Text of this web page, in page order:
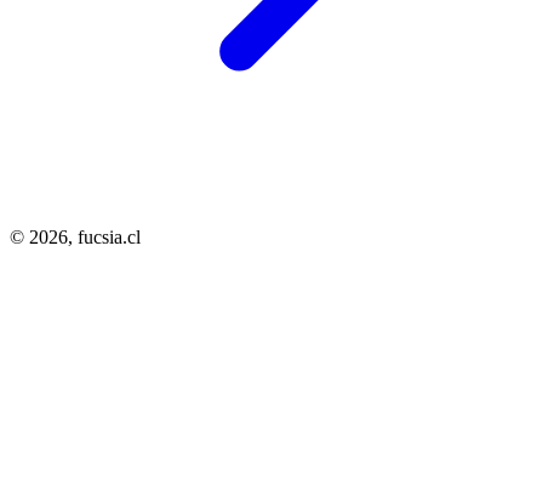
© 2026, fucsia.cl